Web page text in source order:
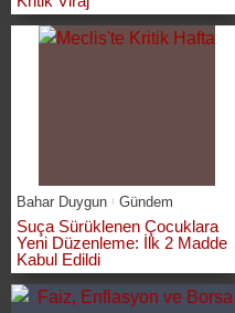
Bahar Duygun Gündem
Suça Sürüklenen Çocuklara
Yeni Düzenleme: İlk 2 Madde
Kabul Edildi